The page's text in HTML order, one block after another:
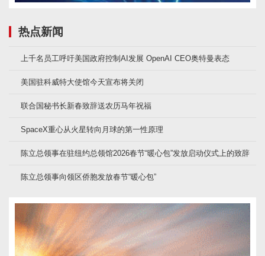
热点新闻
上千名员工呼吁美国政府控制AI发展 OpenAI CEO奥特曼表态
美国驻科威特大使馆今天宣布将关闭
联合国秘书长新春致辞送农历马年祝福
SpaceX重心从火星转向月球的第一性原理
陈立总领事在驻纽约总领馆2026春节“暖心包”发放启动仪式上的致辞
陈立总领事向领区侨胞发放春节“暖心包”